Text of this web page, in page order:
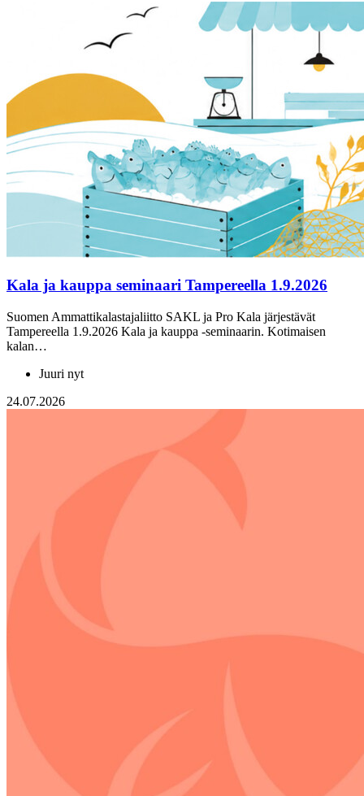
Kala ja kauppa seminaari Tampereella 1.9.2026
Suomen Ammattikalastajaliitto SAKL ja Pro Kala järjestävät
Tampereella 1.9.2026 Kala ja kauppa -seminaarin. Kotimaisen
kalan…
Juuri nyt
24.07.2026